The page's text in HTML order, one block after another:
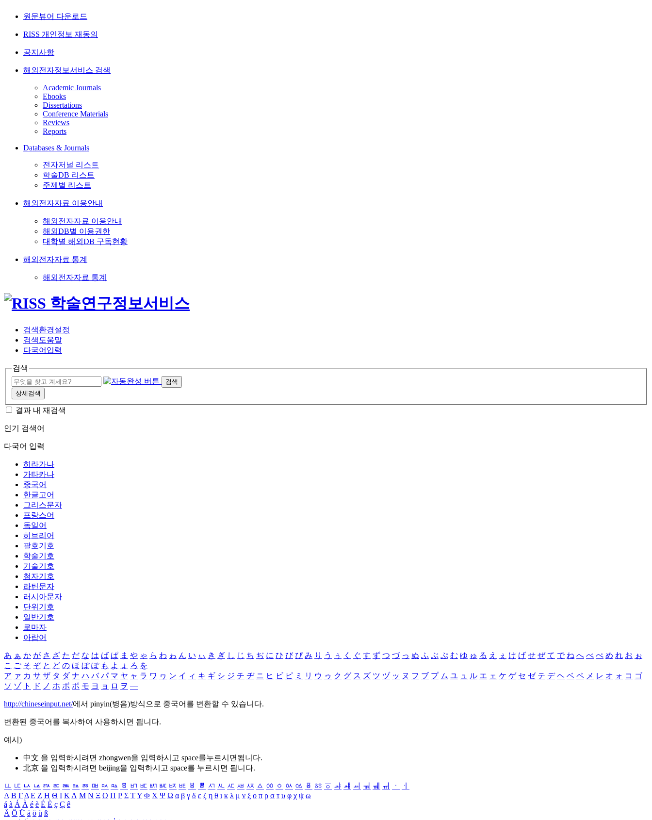
원문뷰어 다운로드
RISS 개인정보 재동의
공지사항
해외전자정보서비스 검색
Academic Journals
Ebooks
Dissertations
Conference Materials
Reviews
Reports
Databases & Journals
전자저널 리스트
학술DB 리스트
주제별 리스트
해외전자자료 이용안내
해외전자자료 이용안내
해외DB별 이용권한
대학별 해외DB 구독현황
해외전자자료 통계
해외전자자료 통계
검색환경설정
검색도움말
다국어입력
검색
검색
상세검색
결과 내 재검색
인기 검색어
다국어 입력
히라가나
가타카나
중국어
한글고어
그리스문자
프랑스어
독일어
히브리어
괄호기호
학술기호
기술기호
첨자기호
라틴문자
러시아문자
단위기호
일반기호
로마자
아랍어
あ ぁ か が さ ざ た だ な は ば ぱ ま や ゃ ら わ ゎ ん い ぃ き ぎ し じ ち ぢ に ひ び ぴ み り う ぅ く ぐ す ず つ づ っ ぬ ふ ぶ ぷ む ゆ ゅ る え ぇ け げ せ ぜ て で ね へ べ ぺ め れ お ぉ
こ ご そ ぞ と ど の ほ ぼ ぽ も よ ょ ろ を
ア ァ カ サ ザ タ ダ ナ ハ バ パ マ ヤ ャ ラ ワ ヮ ン イ ィ キ ギ シ ジ チ ヂ ニ ヒ ビ ピ ミ リ ウ ゥ ク グ ス ズ ツ ヅ ッ ヌ フ ブ プ ム ユ ュ ル エ ェ ケ ゲ セ ゼ テ デ ヘ ベ ペ メ レ オ ォ コ ゴ
ソ ゾ ト ド ノ ホ ボ ポ モ ヨ ョ ロ ヲ ―
http://chineseinput.net/에서 pinyin(병음)방식으로 중국어를 변환할 수 있습니다.
변환된 중국어를 복사하여 사용하시면 됩니다.
예시)
中文 을 입력하시려면 zhongwen을 입력하시고 space를누르시면됩니다.
北京 을 입력하시려면 beijing을 입력하시고 space를 누르시면 됩니다.
ㅥ ㅦ ㅧ ㅨ ㅩ ㅪ ㅫ ㅬ ㅭ ㅮ ㅯ ㅰ ㅱ ㅲ ㅳ ㅴ ㅵ ㅶ ㅷ ㅸ ㅹ ㅺ ㅻ ㅼ ㅽ ㅾ ㅿ ㆀ ㆁ ㆂ ㆃ ㆄ ㆅ ㆆ ㆇ ㆈ ㆉ ㆊ ㆋ ㆌ ㆍ
ㆎ
Α Β ΓΔ Ε Ζ Η Θ Ι ΚΛ Μ Ν Ξ Ο Π Ρ Σ ΤΥ Φ Χ Ψ Ω α β γ δ ε ζ η θ ι κ λ μ ν ξ ο π ρ σ τ υ φ χ ψ ω
á à Á À é è É È ç Ç ê
Ä Ö Ü ä ö ü ß